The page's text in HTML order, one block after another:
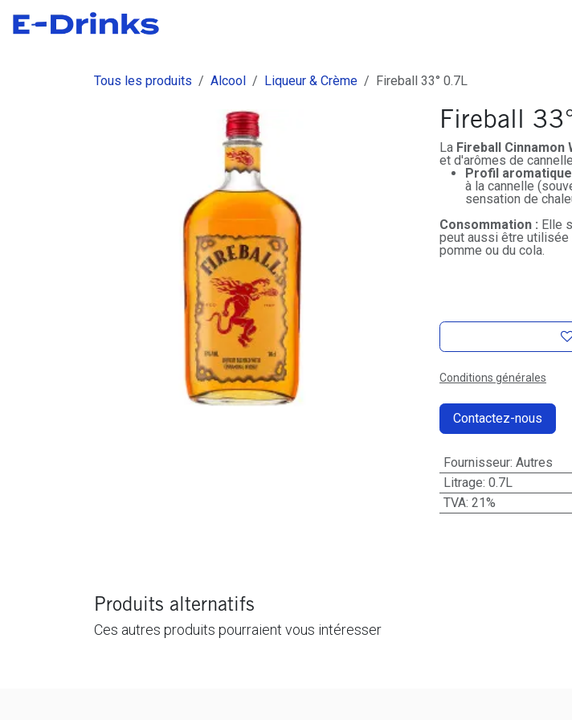
Se rendre au contenu
Tous les produits Alcool Liqueur & Crème Fireball 33° 0.7L
Fireball
La Fireball Cinnamon
et d'arômes de
Profil
à la cannelle
sensation de
Consommation : Elle
peut aussi être utilisée
pomme ou du cola.
Conditions générales
Contactez-nous
Fournisseur: Autres
Litrage: 0.7L
TVA: 21%
Produits alternatifs
Ces autres produits pourraient vous intéresser